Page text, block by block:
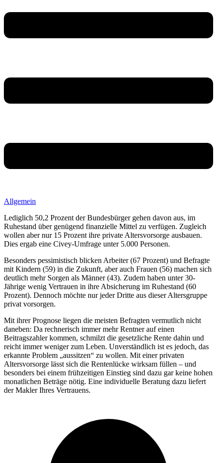
Allgemein
Lediglich 50,2 Prozent der Bundesbürger gehen davon aus, im
Ruhestand über genügend finanzielle Mittel zu verfügen. Zugleich
wollen aber nur 15 Prozent ihre private Altersvorsorge ausbauen.
Dies ergab eine Civey-Umfrage unter 5.000 Personen.
Besonders pessimistisch blicken Arbeiter (67 Prozent) und Befragte
mit Kindern (59) in die Zukunft, aber auch Frauen (56) machen sich
deutlich mehr Sorgen als Männer (43). Zudem haben unter 30-
Jährige wenig Vertrauen in ihre Absicherung im Ruhestand (60
Prozent). Dennoch möchte nur jeder Dritte aus dieser Altersgruppe
privat vorsorgen.
Mit ihrer Prognose liegen die meisten Befragten vermutlich nicht
daneben: Da rechnerisch immer mehr Rentner auf einen
Beitragszahler kommen, schmilzt die gesetzliche Rente dahin und
reicht immer weniger zum Leben. Unverständlich ist es jedoch, das
erkannte Problem „aussitzen“ zu wollen. Mit einer privaten
Altersvorsorge lässt sich die Rentenlücke wirksam füllen – und
besonders bei einem frühzeitigen Einstieg sind dazu gar keine hohen
monatlichen Beträge nötig. Eine individuelle Beratung dazu liefert
der Makler Ihres Vertrauens.